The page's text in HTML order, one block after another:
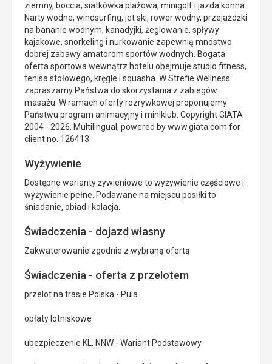
ziemny, boccia, siatkówka plażowa, minigolf i jazda konna.
Narty wodne, windsurfing, jet ski, rower wodny, przejażdżki
na bananie wodnym, kanadyjki, żeglowanie, spływy
kajakowe, snorkeling i nurkowanie zapewnią mnóstwo
dobrej zabawy amatorom sportów wodnych. Bogata
oferta sportowa wewnątrz hotelu obejmuje studio fitness,
tenisa stołowego, kręgle i squasha. W Strefie Wellness
zapraszamy Państwa do skorzystania z zabiegów
masażu. W ramach oferty rozrywkowej proponujemy
Państwu program animacyjny i miniklub. Copyright GIATA
2004 - 2026. Multilingual, powered by www.giata.com for
client no. 126413
Wyżywienie
Dostępne warianty żywieniowe to wyżywienie częściowe i
wyżywienie pełne. Podawane na miejscu posiłki to
śniadanie, obiad i kolacja.
Świadczenia - dojazd własny
Zakwaterowanie zgodnie z wybraną ofertą
Świadczenia - oferta z przelotem
przelot na trasie Polska - Pula
opłaty lotniskowe
ubezpieczenie KL, NNW - Wariant Podstawowy